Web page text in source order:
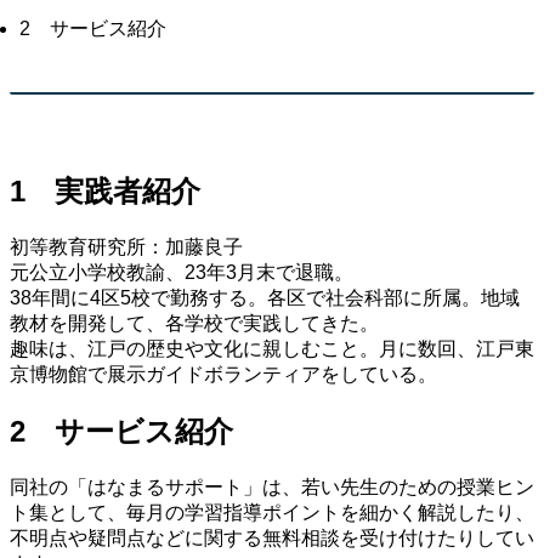
2 サービス紹介
1 実践者紹介
初等教育研究所：加藤良子
元公立小学校教諭、23年3月末で退職。
38年間に4区5校で勤務する。各区で社会科部に所属。地域
教材を開発して、各学校で実践してきた。
趣味は、江戸の歴史や文化に親しむこと。月に数回、江戸東
京博物館で展示ガイドボランティアをしている。
2 サービス紹介
同社の「はなまるサポート」は、若い先生のための授業ヒン
ト集として、毎月の学習指導ポイントを細かく解説したり、
不明点や疑問点などに関する無料相談を受け付けたりしてい